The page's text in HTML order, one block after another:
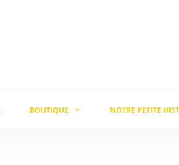
BOUTIQUE NOTRE PETITE